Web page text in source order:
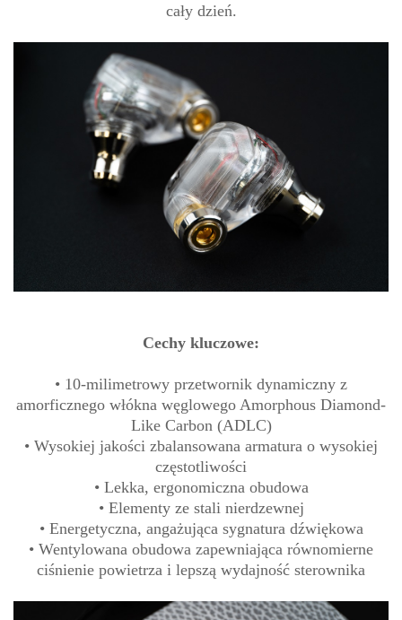
cały dzień.
Cechy kluczowe:
• 10-milimetrowy przetwornik dynamiczny z
amorficznego włókna węglowego Amorphous Diamond-
Like Carbon (ADLC)
• Wysokiej jakości zbalansowana armatura o wysokiej
częstotliwości
• Lekka, ergonomiczna obudowa
• Elementy ze stali nierdzewnej
• Energetyczna, angażująca sygnatura dźwiękowa
• Wentylowana obudowa zapewniająca równomierne
ciśnienie powietrza i lepszą wydajność sterownika